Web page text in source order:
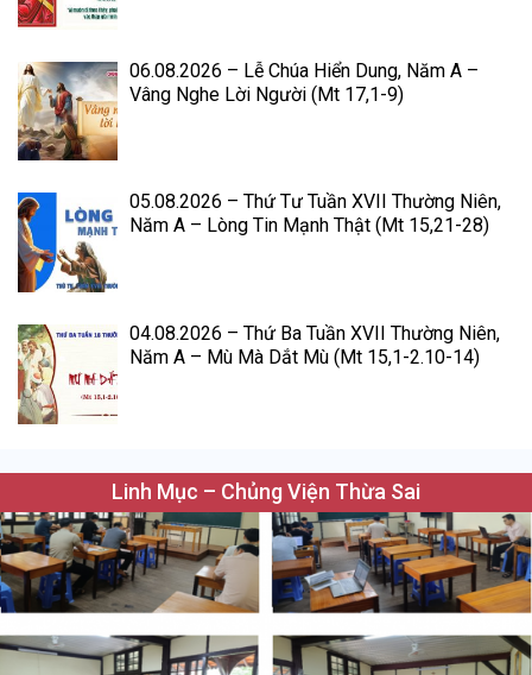
06.08.2026 – Lễ Chúa Hiển Dung, Năm A –
Vâng Nghe Lời Người (Mt 17,1-9)
05.08.2026 – Thứ Tư Tuần XVII Thường Niên,
Năm A – Lòng Tin Mạnh Thật (Mt 15,21-28)
04.08.2026 – Thứ Ba Tuần XVII Thường Niên,
Năm A – Mù Mà Dắt Mù (Mt 15,1-2.10-14)
Linh Mục – Chủng Viện Thừa Sai